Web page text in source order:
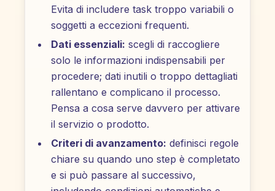
Evita di includere task troppo variabili o
soggetti a eccezioni frequenti.
Dati essenziali: scegli di raccogliere
solo le informazioni indispensabili per
procedere; dati inutili o troppo dettagliati
rallentano e complicano il processo.
Pensa a cosa serve davvero per attivare
il servizio o prodotto.
Criteri di avanzamento: definisci regole
chiare su quando uno step è completato
e si può passare al successivo,